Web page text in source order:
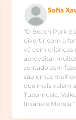
Sofia
"O Beach Park é
divertir com a
vá com crianças
aproveitar
sentado sem
são umas
que mais valem
Tubomusic,
Insano e Moreia."